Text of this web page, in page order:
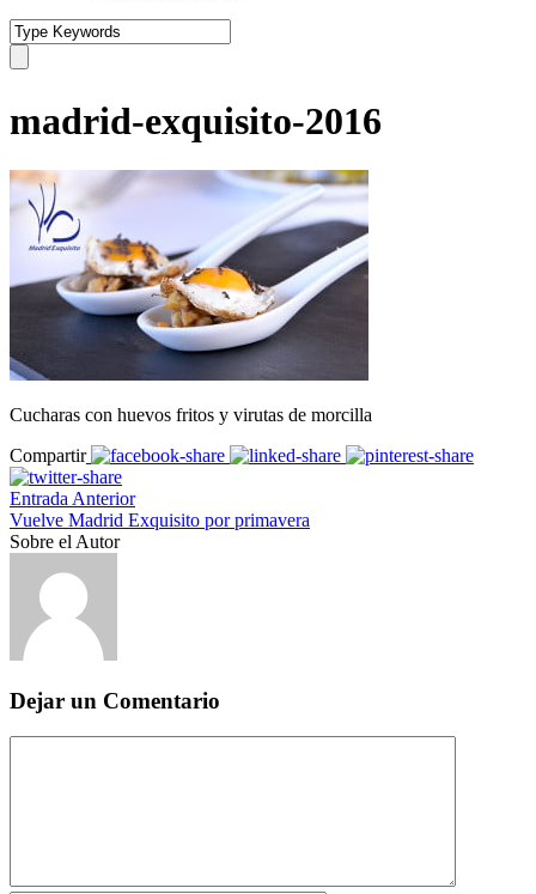
madrid-exquisito-2016
Cucharas con huevos fritos y virutas de morcilla
Compartir
Entrada Anterior
Vuelve Madrid Exquisito por primavera
Sobre el Autor
Dejar un Comentario